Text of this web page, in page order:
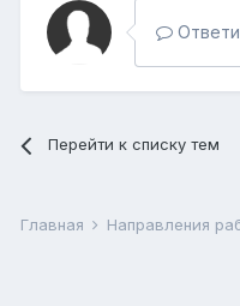
Перейти к списку тем
Главная Направления